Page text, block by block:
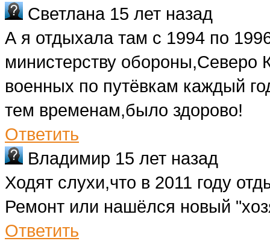
Светлана 15 лет назад
А я отдыхала там с 1994 по
министерству обороны,Северо
военных по путёвкам каждый
тем временам,было здорово!
Ответить
Владимир 15 лет назад
Ходят слухи,что в 2011 году
Ремонт или нашёлся новый
Ответить